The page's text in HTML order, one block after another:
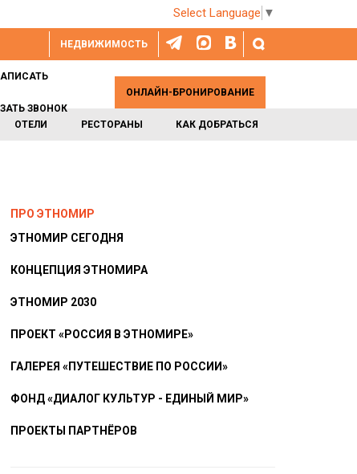
Select Language ▼
НЕДВИЖИМОСТЬ
ОТЕЛИ РЕСТОРАНЫ КАК ДОБРАТЬСЯ
ЗВОНОК
ОНЛАЙН-БРОНИРОВАНИЕ
ПРО ЭТНОМИР
ЭТНОМИР СЕГОДНЯ
КОНЦЕПЦИЯ ЭТНОМИРА
ЭТНОМИР 2030
ПРОЕКТ «РОССИЯ В ЭТНОМИРЕ»
ГАЛЕРЕЯ «ПУТЕШЕСТВИЕ ПО РОССИИ»
ФОНД «ДИАЛОГ КУЛЬТУР - ЕДИНЫЙ МИР»
ПРОЕКТЫ ПАРТНЁРОВ